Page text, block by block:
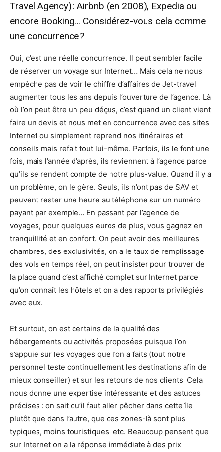
Travel Agency) : Airbnb (en 2008), Expedia ou
encore Booking… Considérez-vous cela comme
une concurrence ?
Oui, c’est une réelle concurrence. Il peut sembler facile
de réserver un voyage sur Internet… Mais cela ne nous
empêche pas de voir le chiffre d’affaires de Jet-travel
augmenter tous les ans depuis l’ouverture de l’agence. Là
où l’on peut être un peu déçus, c’est quand un client vient
faire un devis et nous met en concurrence avec ces sites
Internet ou simplement reprend nos itinéraires et
conseils mais refait tout lui-même. Parfois, ils le font une
fois, mais l’année d’après, ils reviennent à l’agence parce
qu’ils se rendent compte de notre plus-value. Quand il y a
un problème, on le gère. Seuls, ils n’ont pas de SAV et
peuvent rester une heure au téléphone sur un numéro
payant par exemple… En passant par l’agence de
voyages, pour quelques euros de plus, vous gagnez en
tranquillité et en confort. On peut avoir des meilleures
chambres, des exclusivités, on a le taux de remplissage
des vols en temps réel, on peut insister pour trouver de
la place quand c’est affiché complet sur Internet parce
qu’on connaît les hôtels et on a des rapports privilégiés
avec eux.
Et surtout, on est certains de la qualité des
hébergements ou activités proposées puisque l’on
s’appuie sur les voyages que l’on a faits (tout notre
personnel teste continuellement les destinations afin de
mieux conseiller) et sur les retours de nos clients. Cela
nous donne une expertise intéressante et des astuces
précises : on sait qu’il faut aller pêcher dans cette île
plutôt que dans l’autre, que ces zones-là sont plus
typiques, moins touristiques, etc. Beaucoup pensent que
sur Internet on a la réponse immédiate à des prix